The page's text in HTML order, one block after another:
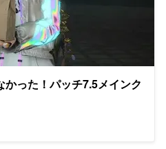
かった！パッチ7.5メインク